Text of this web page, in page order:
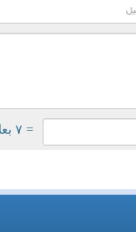
= ۷ بعلاوه ۴